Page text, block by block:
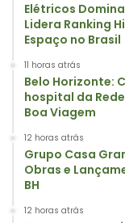
Elétricos
Lidera Ranking
Espaço no Brasil
11 horas atrás
Belo Horizonte:
hospital da
Boa Viagem
12 horas atrás
Grupo Casa
Obras e
BH
12 horas atrás